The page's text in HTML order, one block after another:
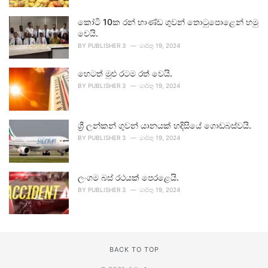
කෝටි 10ක රන් භාණ්ඩ ගුවන් තොටුපොළෙන් හමු
වෙයි.
BY PUBLISHER 3 මාර්තු 19, 2024
හෙටත් මුළු රටම රත් වෙයි.
BY PUBLISHER 3 මාර්තු 19, 2024
ශ්‍රී ලන්කන් ගුවන් යානයක් හදිසියේ ගොඩබස්වයි.
BY PUBLISHER 3 මාර්තු 19, 2024
ලංගම බස් රථයක් පෙරළෙයි.
BY PUBLISHER 3 මාර්තු 19, 2024
BACK TO TOP